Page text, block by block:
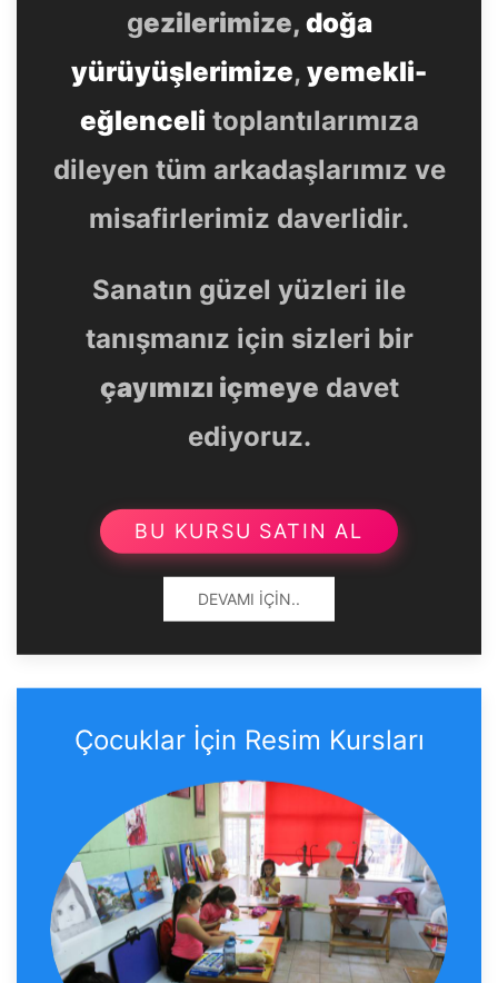
gezilerimize, doğa
yürüyüşlerimize, yemekli-
eğlenceli toplantılarımıza
dileyen tüm arkadaşlarımız ve
misafirlerimiz daverlidir.
Sanatın güzel yüzleri ile
tanışmanız için sizleri bir
çayımızı içmeye davet
ediyoruz.
BU KURSU SATIN AL
DEVAMI İÇIN..
Çocuklar İçin Resim Kursları